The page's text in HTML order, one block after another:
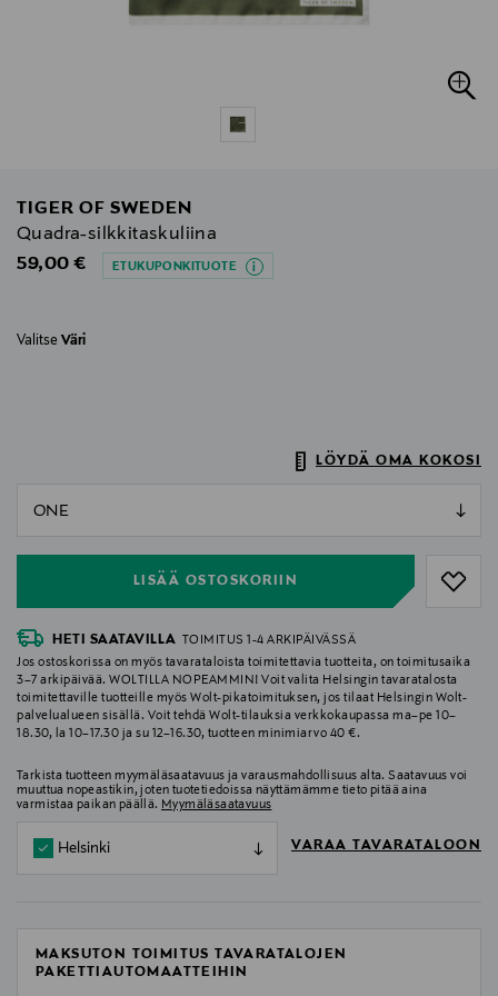
TIGER OF SWEDEN
Quadra-silkkitaskuliina
Original Price
59,00 € ETUKUPONKITUOTE
Valitse Väri
LÖYDÄ OMA KOKOSI
LISÄÄ OSTOSKORIIN
null
HETI SAATAVILLA
TOIMITUS 1-4 ARKIPÄIVÄSSÄ
Jos ostoskorissa on myös tavarataloista toimitettavia tuotteita, on toimitusaika
3–7 arkipäivää. WOLTILLA NOPEAMMIN! Voit valita Helsingin tavaratalosta
toimitettaville tuotteille myös Wolt-pikatoimituksen, jos tilaat Helsingin Wolt-
palvelualueen sisällä. Voit tehdä Wolt-tilauksia verkkokaupassa ma–pe 10–
18.30, la 10–17.30 ja su 12–16.30, tuotteen minimiarvo 40 €.
Tarkista tuotteen myymäläsaatavuus ja varausmahdollisuus alta. Saatavuus voi
muuttua nopeastikin, joten tuotetiedoissa näyttämämme tieto pitää aina
varmistaa paikan päällä. Myymäläsaatavuus
Helsinki VARAA TAVARATALOON
MAKSUTON TOIMITUS TAVARATALOJEN
PAKETTIAUTOMAATTEIHIN